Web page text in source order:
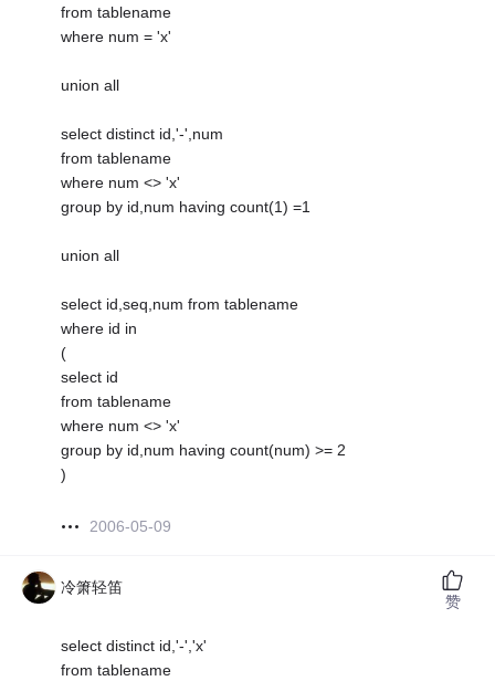
from tablename
where num = 'x'
union all
select distinct id,'-',num
from tablename
where num <> 'x'
group by id,num having count(1) =1
union all
select id,seq,num from tablename
where id in
(
select id
from tablename
where num <> 'x'
group by id,num having count(num) >= 2
)
2006-05-09
冷箫轻笛
select distinct id,'-','x'
from tablename
赞